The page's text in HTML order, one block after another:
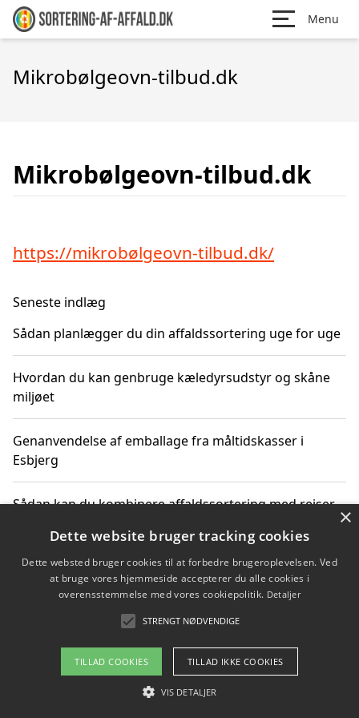
Menu
Mikrobølgeovn-tilbud.dk
Mikrobølgeovn-tilbud.dk
https://mikrobølgeovn-tilbud.dk/
Seneste indlæg
Sådan planlægger du din affaldssortering uge for uge
Hvordan du kan genbruge kæledyrsudstyr og skåne
miljøet
Genanvendelse af emballage fra måltidskasser i
Esbjerg
Sådan kan du kombinere affaldssortering med rejser
Hvordan affaldssortering kan bidrage til co2 reduktion
Om / kontakt
Blog Betingelser
×
Dette website bruger tracking cookies
Dette websted bruger cookies til at forbedre brugeroplevelsen. Ved
at bruge vores hjemmeside accepterer du alle cookies i
overensstemmelse med vores cookiepolitik. Detaljer
STRENGT NØDVENDIGE
TILLAD COOKIES TILLAD IKKE COOKIES
VIS DETALJER